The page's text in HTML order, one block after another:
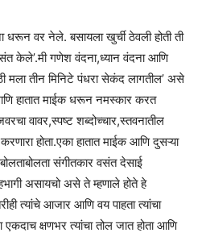
धरून वर नेले. बसायला खुर्ची ठेवली होती ती
केले’.मी गणेश वंदना,ध्यान वंदना आणि
मला तीन मिनिटे पंधरा सेकंद लागतील’ असे
हातात माईक धरून नमस्कार करत
वावर,स्पष्ट शब्दोच्चार,स्तवनातील
होता.एका हातात माईक आणि दुसऱ्या
संगीतकार वसंत देसाई
असायचो असे ते म्हणाले होते हे
त्यांचे आजार आणि वय पाहता त्यांचा
एकदाच क्षणभर त्यांचा तोल जात होता आणि